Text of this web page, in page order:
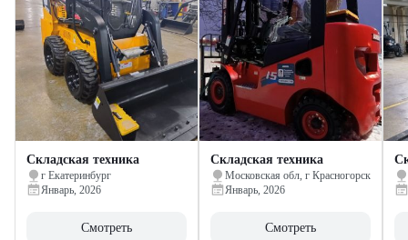
Складская техника
г Екатеринбург
Январь, 2026
Смотреть
Складская техника
Московская обл, г Красногорск
Январь, 2026
Смотреть